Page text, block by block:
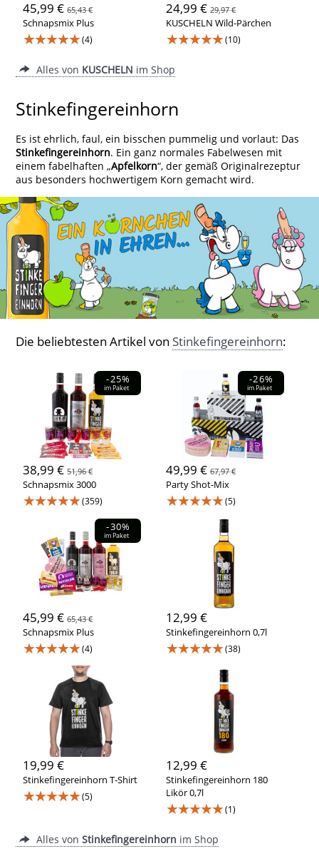
45,99 €65,43 €
Schnapsmix Plus
★★★★★(4)
24,99 € 29,97 €
KUSCHELN Wild-Pärchen
★★★★★(10)
Alles von KUSCHELN im Shop
Stinkefingereinhorn
Es ist ehrlich, faul, ein bisschen pummelig und vorlaut: Das
Stinkefingereinhorn. Ein ganz normales Fabelwesen mit
einem fabelhaften „Apfelkorn“, der gemäß Originalrezeptur
aus besonders hochwertigem Korn gemacht wird.
Die beliebtesten Artikel von Stinkefingereinhorn:
-25%
im Paket
38,99 €51,96 €
Schnapsmix 3000
★★★★★(359)
-26%
im Paket
49,99 € 67,97 €
Party Shot-Mix
★★★★★(5)
-30%
im Paket
45,99 €65,43 €
Schnapsmix Plus
★★★★★(4)
12,99 €
Stinkefingereinhorn 0,7l
★★★★★(38)
19,99 €
Stinkefingereinhorn T-Shirt
★★★★★(5)
12,99 €
Stinkefingereinhorn 180
Likör 0,7l
★★★★★(1)
Alles vonStinkefingereinhorn im Shop